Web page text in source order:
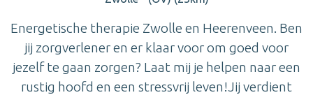
Energetische therapie Zwolle en Heerenveen. Ben
jij zorgverlener en er klaar voor om goed voor
jezelf te gaan zorgen? Laat mij je helpen naar een
rustig hoofd en een stressvrij leven!Jij verdient